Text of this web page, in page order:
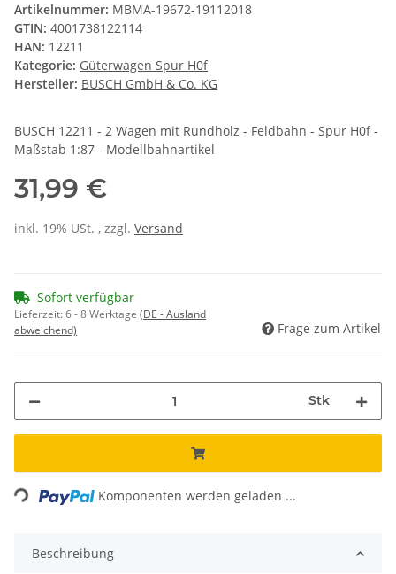
Artikelnummer: MBMA-19672-19112018
GTIN: 4001738122114
HAN: 12211
Kategorie: Güterwagen Spur H0f
Hersteller: BUSCH GmbH & Co. KG
BUSCH 12211 - 2 Wagen mit Rundholz - Feldbahn - Spur H0f -
Maßstab 1:87 - Modellbahnartikel
31,99 €
inkl. 19% USt. , zzgl. Versand
Sofort verfügbar
Lieferzeit:6 - 8 Werktage (DE - Ausland
abweichend)
Frage zum Artikel
Stk
Loading... Komponenten werden geladen ...
Beschreibung